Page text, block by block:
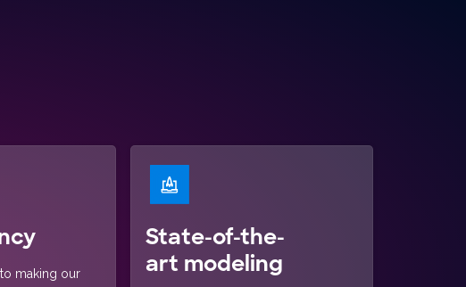
making our
State-of-the-
art modeling